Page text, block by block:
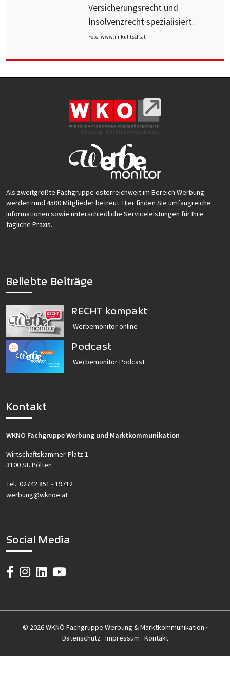
Versicherungsrecht und
Insolvenzrecht spezialisiert.
Foto: www.mikulitsch.at
Als zweitgrößte Fachgruppe österreichweit im Bereich Werbung
werden rund 4500 Mitglieder betreut. Hier finden Sie umfangreiche
Informationen sowie unterschiedliche Serviceleistungen für Ihre
tägliche Praxis.
Beliebte Beiträge
RECHT kompakt
Werbemonitor online
Podcast
Werbemonitor Podcast
Kontakt
WKNÖ Fachgruppe Werbung und Marktkommunikation
Wirtschaftskammer-Platz 1
3100 St. Pölten
Tel.: 02742 851 - 19712
werbung@wknoe.at
Social Media
© 2026 WKNÖ Fachgruppe Werbung & Marktkommunikation ·
Datenschutz· Impressum · Kontakt